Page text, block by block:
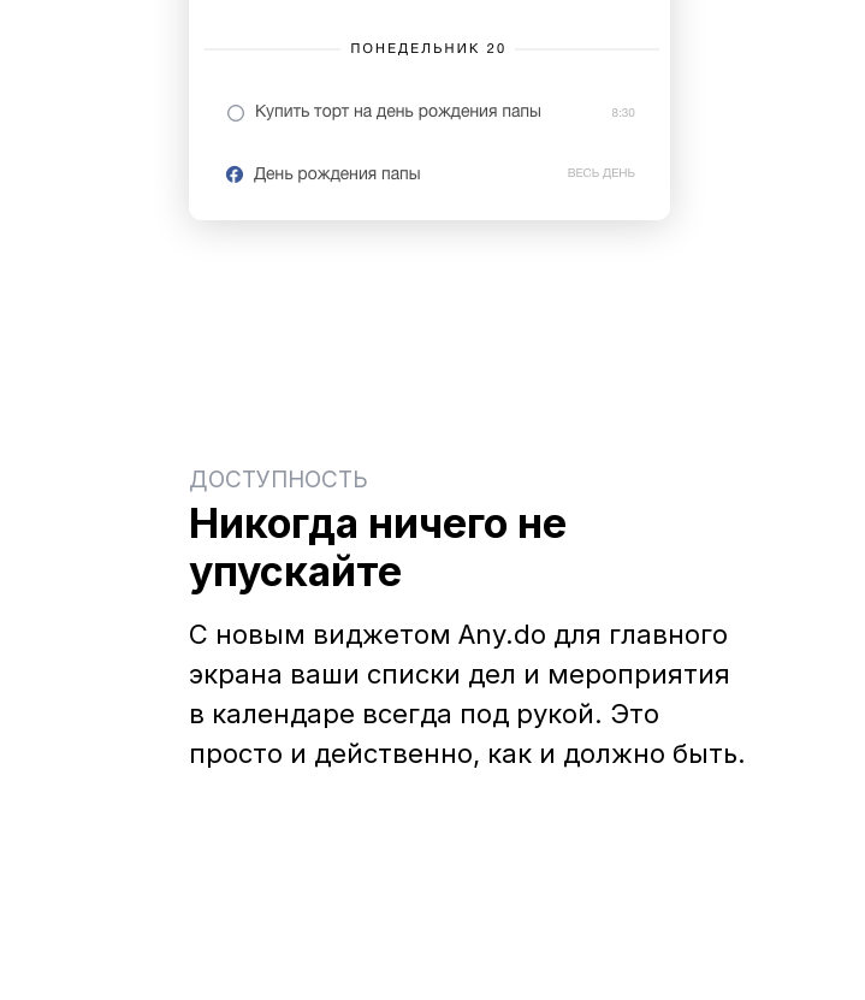
ДОСТУПНОСТЬ
Никогда ничего не
упускайте
С новым виджетом Any.do для главного
экрана ваши списки дел и мероприятия
в календаре всегда под рукой. Это
просто и действенно, как и должно быть.